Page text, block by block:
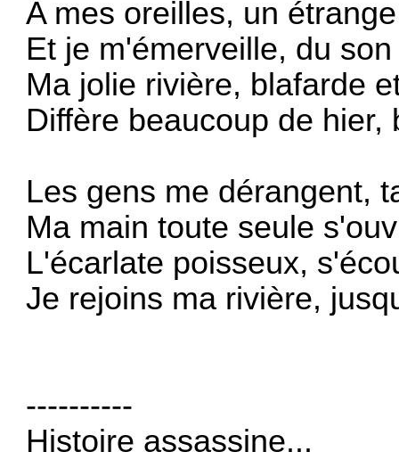
A mes oreilles, un
Et je m'émerveille, du
Ma jolie rivière, blafarde
Diffère beaucoup de
Les gens me dérangent,
Ma main toute seule
L'écarlate poisseux,
Je rejoins ma rivière,
----------
Histoire assassine...